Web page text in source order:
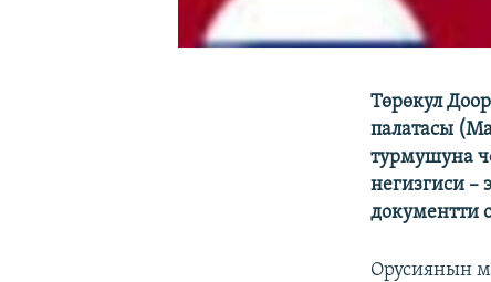
Төрөкул
палатасы
турмушуна
негизгиси –
документти
Орусиянын